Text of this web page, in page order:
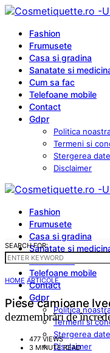
Fashion
Frumusete
Casa si gradina
Sanatate si
Cum sa fac
Telefoane mobile
Contact
Gdpr
Politica
Termeni si
Stergerea
Disclaimer
Fashion
Frumusete
Casa si gradina
Sanatate si
Cum sa fac
Telefoane mobile
Contact
Gdpr
Politica
Termeni si
Stergerea
Disclaimer
SEARCH FOR:
HOME ARTICOLE
Piese camioane
dezmembrări de
477 VIEWS
3 MINUTE READ